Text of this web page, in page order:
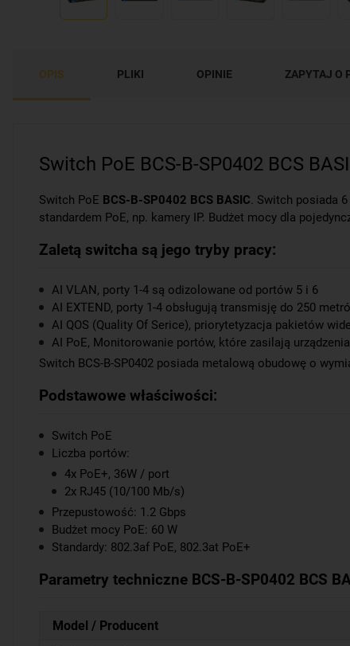
OPIS PLIKI OPINIE ZAPYTAJ O
Switch PoE BCS-B-SP0402 BCS
Switch PoE BCS-B-SP0402 BCS BASIC. Switch posiada
standardem PoE, np. kamery IP. Budżet mocy dla
Zaletą switcha są jego tryby pracy:
AI VLAN, porty 1-4 są odizolowane od portów 5 i 6
AI EXTEND, porty 1-4 obsługują transmisję do 250
AI QOS (Quality Of Serice), priorytetyzacja pakietów
AI PoE, Monitorowanie portów, które zasilają
Switch BCS-B-SP0402 posiada metalową obudowę o
Podstawowe właściwości:
Switch PoE
Liczba portów:
4x PoE+, 36W / port
2x RJ45 (10/100 Mb/s)
Przepustowość: 1.2 Gbps
Budżet mocy PoE: 60 W
Standardy: 802.3af PoE, 802.3at PoE+
Parametry techniczne BCS-B-SP0402 BCS
Model / Producent